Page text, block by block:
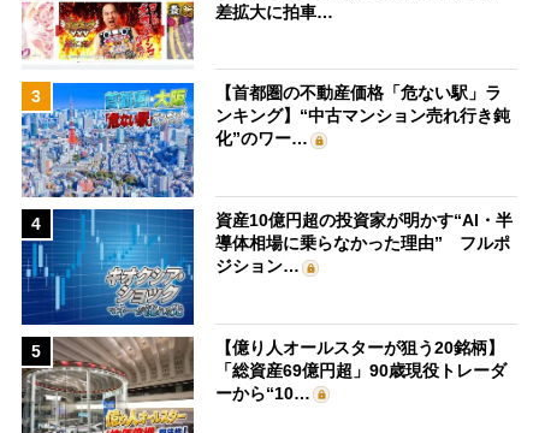
差拡大に拍車…
3
【首都圏の不動産価格「危ない駅」ラ
ンキング】“中古マンション売れ行き鈍
化”のワー…
4
資産10億円超の投資家が明かす“AI・半
導体相場に乗らなかった理由” フルポ
ジション…
5
【億り人オールスターが狙う20銘柄】
「総資産69億円超」90歳現役トレーダ
ーから“10…